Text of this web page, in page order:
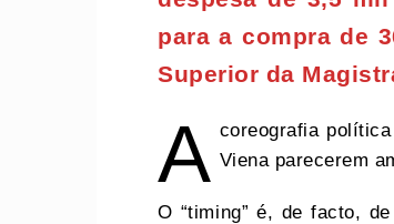
para a compra de
Superior da
A coreografia
Viena parecerem
O “timing” é, de facto,